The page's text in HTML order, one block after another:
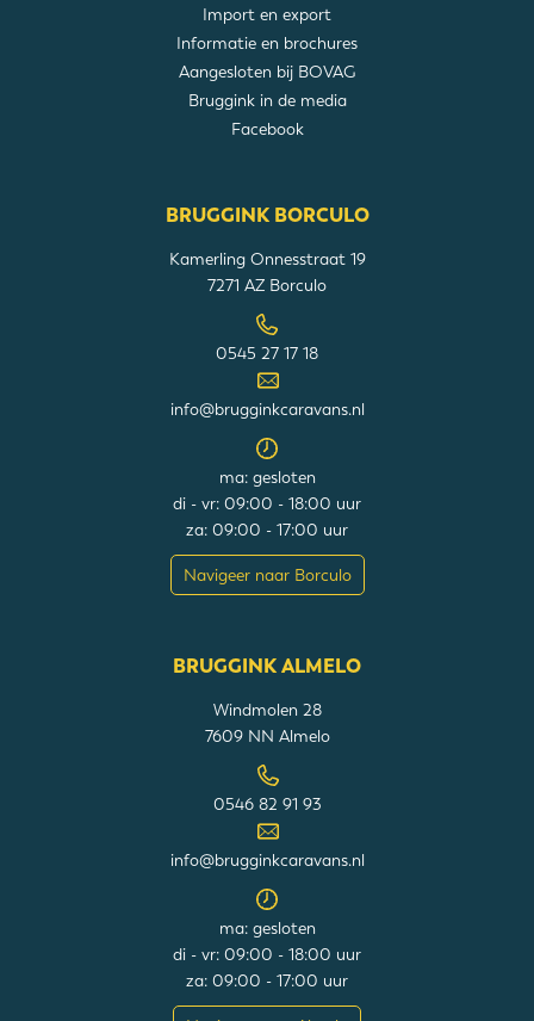
Import en export
Informatie en brochures
Aangesloten bij BOVAG
Bruggink in de media
Facebook
BRUGGINK BORCULO
Kamerling Onnesstraat 19
7271 AZ Borculo
0545 27 17 18
info@brugginkcaravans.nl
ma: gesloten
di - vr: 09:00 - 18:00 uur
za: 09:00 - 17:00 uur
Navigeer naar Borculo
BRUGGINK ALMELO
Windmolen 28
7609 NN Almelo
0546 82 91 93
info@brugginkcaravans.nl
ma: gesloten
di - vr: 09:00 - 18:00 uur
za: 09:00 - 17:00 uur